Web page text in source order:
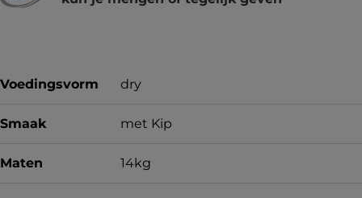
Voedingsvorm dry
Smaak met Kip
Maten 14kg